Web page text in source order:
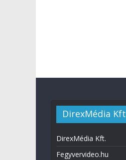
DirexMédia Kft
DirexMédia Kft.
Fegyvervideo.hu